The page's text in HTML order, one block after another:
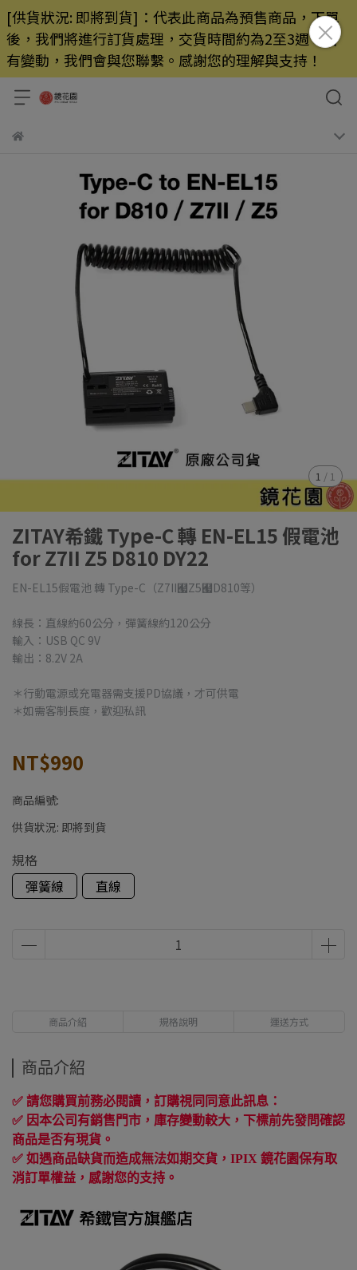
[供貨狀況: 即將到貨]：代表此商品為預售商品，下單
後，我們將進行訂貨處理，交貨時間約為2至3週，若
有變動，我們會與您聯繫。感謝您的理解與支持！
1 / 1
ZITAY希鐵 Type-C 轉 EN-EL15 假電池
for Z7II Z5 D810 DY22
EN-EL15假電池 轉 Type-C（Z7II﹧Z5﹧D810等）
線長：直線約60公分，彈簧線約120公分
輸入：USB QC 9V
輸出：8.2V 2A
＊行動電源或充電器需支援PD協議，才可供電
＊如需客制長度，歡迎私訊
NT$990
商品編號:
供貨狀況: 即將到貨
規格
彈簧線
直線
商品介紹 規格說明 運送方式
商品介紹
✅ 請您購買前務必閱讀，訂購視同同意此訊息：
✅ 因本公司有銷售門市，庫存變動較大，下標前先發問確認
商品是否有現貨。
✅ 如遇商品缺貨而造成無法如期交貨， IPIX 鏡花園保有取
消訂單權益，感謝您的支持。